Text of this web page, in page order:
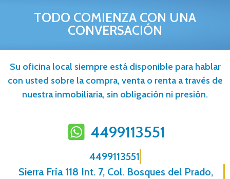
TODO COMIENZA CON UNA
CONVERSACIÓN
Su oficina local siempre está disponible para hablar
con usted sobre la compra, venta o renta a través de
nuestra inmobiliaria, sin obligación ni presión.
4499113551
4499113551
Sierra Fría 118 Int. 7, Col. Bosques del Prado,